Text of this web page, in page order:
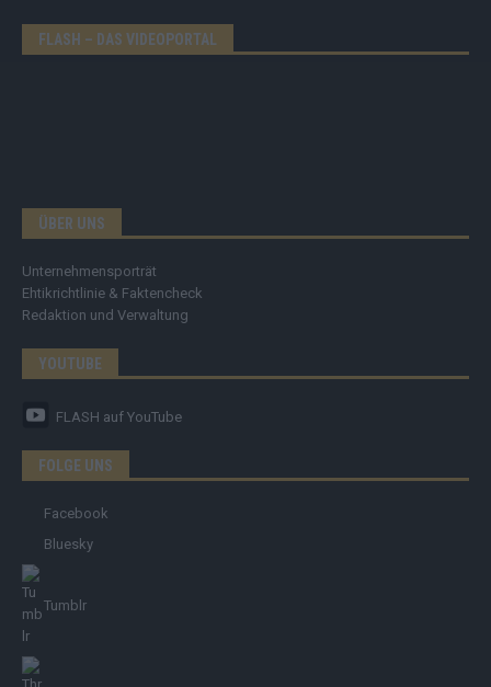
FLASH – DAS VIDEOPORTAL
ÜBER UNS
Unternehmensporträt
Ehtikrichtlinie & Faktencheck
Redaktion und Verwaltung
YOUTUBE
FLASH auf YouTube
FOLGE UNS
Facebook
Bluesky
Tumblr